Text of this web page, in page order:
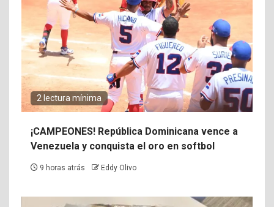
2 lectura mínima
¡CAMPEONES! República Dominicana vence a
Venezuela y conquista el oro en softbol
9 horas atrás Eddy Olivo